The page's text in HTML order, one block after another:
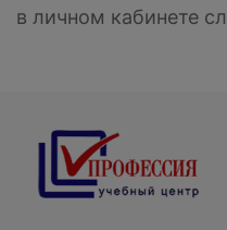
в личном кабинете